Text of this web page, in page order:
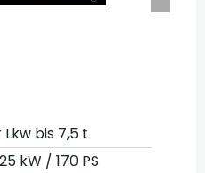
bis 7,5 t
kW / 170 PS